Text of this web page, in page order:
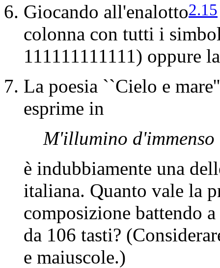
Giocando all'enalotto2.15
colonna con tutti i
111111111111) oppure
La poesia ``Cielo e
esprime in
M'illumino d'immenso
è indubbiamente una
italiana. Quanto vale la
composizione battendo
da 106 tasti?
e maiuscole.)